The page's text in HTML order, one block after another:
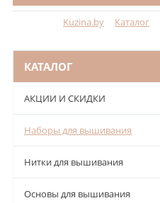
Kuzina.by Каталог
КАТАЛОГ
АКЦИИ И СКИДКИ
Наборы для вышивания
Нитки для вышивания
Основы для вышивания